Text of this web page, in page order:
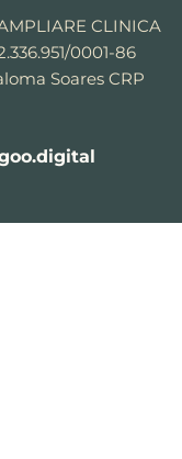
CLINICA
0001-86
Soares CRP